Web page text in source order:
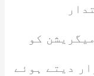
کو
دیتے ہوئے